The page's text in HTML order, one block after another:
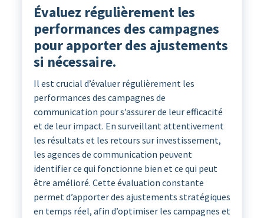
Évaluez régulièrement les
performances des campagnes
pour apporter des ajustements
si nécessaire.
Il est crucial d’évaluer régulièrement les
performances des campagnes de
communication pour s’assurer de leur efficacité
et de leur impact. En surveillant attentivement
les résultats et les retours sur investissement,
les agences de communication peuvent
identifier ce qui fonctionne bien et ce qui peut
être amélioré. Cette évaluation constante
permet d’apporter des ajustements stratégiques
en temps réel, afin d’optimiser les campagnes et